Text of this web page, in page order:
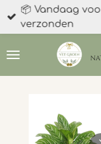
Ga
direct
de
📦 Vandaag
verzonden